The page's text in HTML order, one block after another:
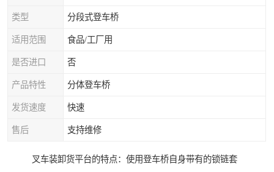
类型 分段式登车桥
适用范围 食品/工厂用
是否进口 否
产品特性 分体登车桥
发货速度 快速
售后 支持维修
叉车装卸货平台的特点：使用登车桥自身带有的锁链套